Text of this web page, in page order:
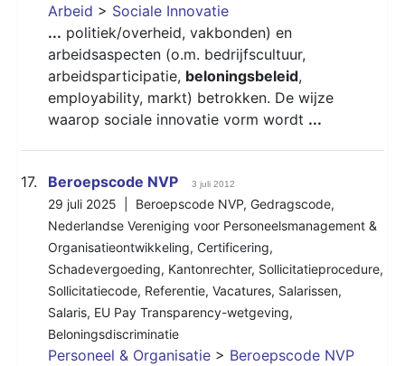
Arbeid > Sociale Innovatie
... politiek/overheid, vakbonden) en
arbeidsaspecten (o.m. bedrijfscultuur,
arbeidsparticipatie, beloningsbeleid,
employability, markt) betrokken. De wijze
waarop sociale innovatie vorm wordt ...
17. Beroepscode NVP 3 juli 2012
29 juli 2025 | Beroepscode NVP, Gedragscode,
Nederlandse Vereniging voor Personeelsmanagement &
Organisatieontwikkeling, Certificering,
Schadevergoeding, Kantonrechter, Sollicitatieprocedure,
Sollicitatiecode, Referentie, Vacatures, Salarissen,
Salaris, EU Pay Transparency-wetgeving,
Beloningsdiscriminatie
Personeel & Organisatie > Beroepscode NVP